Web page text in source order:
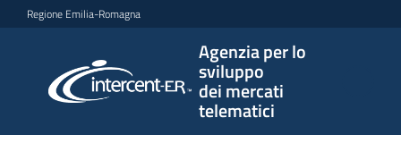
Vai al contenuto
Vai alla navigazione
Vai al footer
Regione Emilia-Romagna
Agenzia per lo
sviluppo
dei mercati
telematici
per lo
sviluppo